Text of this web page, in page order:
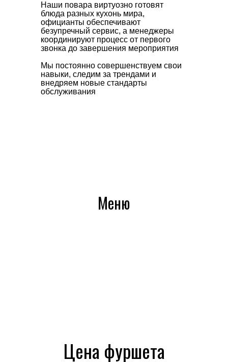
Наши повара виртуозно готовят
блюда разных кухонь мира,
официанты обеспечивают
безупречный сервис, а менеджеры
координируют процесс от первого
звонка до завершения мероприятия
Мы постоянно совершенствуем свои
навыки, следим за трендами и
внедряем новые стандарты
обслуживания
Меню
Цена фуршета